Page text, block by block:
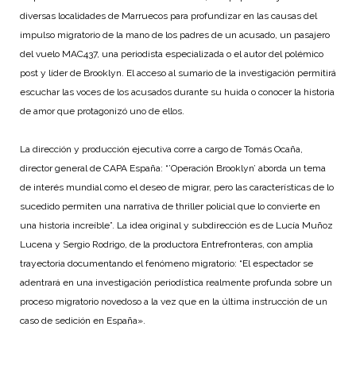
diversas localidades de Marruecos para profundizar en las causas del
impulso migratorio de la mano de los padres de un acusado, un pasajero
del vuelo MAC437, una periodista especializada o el autor del polémico
post y líder de Brooklyn. El acceso al sumario de la investigación permitirá
escuchar las voces de los acusados durante su huida o conocer la historia
de amor que protagonizó uno de ellos.
La dirección y producción ejecutiva corre a cargo de Tomás Ocaña,
director general de CAPA España: “’Operación Brooklyn’ aborda un tema
de interés mundial como el deseo de migrar, pero las características de lo
sucedido permiten una narrativa de thriller policial que lo convierte en
una historia increíble”. La idea original y subdirección es de Lucía Muñoz
Lucena y Sergio Rodrigo, de la productora Entrefronteras, con amplia
trayectoria documentando el fenómeno migratorio: “El espectador se
adentrará en una investigación periodística realmente profunda sobre un
proceso migratorio novedoso a la vez que en la última instrucción de un
caso de sedición en España».